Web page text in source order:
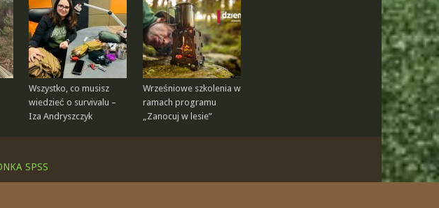
Wszystko, co musisz
wiedzieć o survivalu –
Iza Andryszczyk
Wrześniowe szkolenia w
ramach programu
„Zanocuj w lesie”
SPSS